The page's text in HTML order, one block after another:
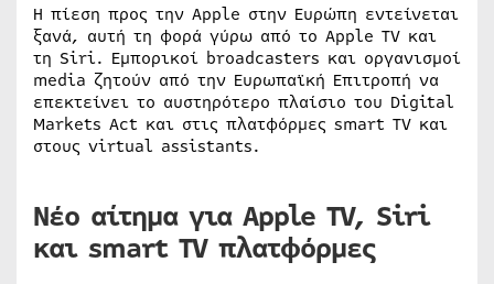
Η πίεση προς την Apple στην Ευρώπη εντείνεται
ξανά, αυτή τη φορά γύρω από το Apple TV και
τη Siri. Εμπορικοί broadcasters και οργανισμοί
media ζητούν από την Ευρωπαϊκή Επιτροπή να
επεκτείνει το αυστηρότερο πλαίσιο του Digital
Markets Act και στις πλατφόρμες smart TV και
στους virtual assistants.
Νέο αίτημα για Apple TV, Siri
και smart TV πλατφόρμες